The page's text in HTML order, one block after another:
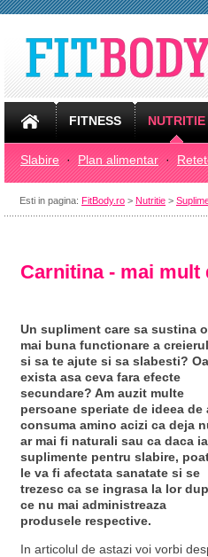
FITNESS NUTRITIE
Slabire · Plan alimentar ·
Esti in pagina: FitBody.ro > Nutritie >
Carnitina - mai
Un supliment care sa sustina o
mai buna functionare a
si sa te ajute si sa slabesti?
exista asa ceva fara efecte
secundare? Am auzit multe
persoane speriate de ideea de
consuma amino acizi ca deja
ar mai fi naturali sau ca daca
suplimente pentru slabire,
le va fi afectata sanatate si se
trezesc ca se ingrasa la lor
ce nu mai administreaza
produsele respective.
In articolul de astazi voi vorbi